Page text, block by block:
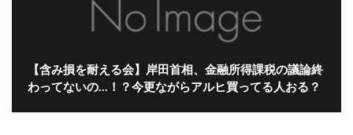
【含み損を耐える会】岸田首相、金融所得課税の議論終
わってないの…！？今更ながらアルヒ買ってる人おる？